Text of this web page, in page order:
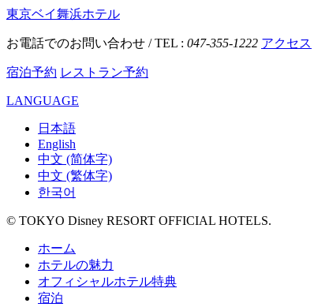
東京ベイ舞浜ホテル
お電話でのお問い合わせ / TEL : 047-355-1222 アクセス
宿泊予約 レストラン予約
LANGUAGE
日本語
English
中文 (简体字)
中文 (繁体字)
한국어
© TOKYO Disney RESORT OFFICIAL HOTELS.
ホーム
ホテルの魅力
オフィシャルホテル特典
宿泊